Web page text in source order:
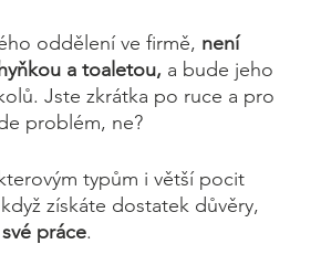
oddělení ve firmě, není
a toaletou, a bude jeho
Jste zkrátka po ruce a pro
problém, ne?
typům i větší pocit
získáte dostatek důvěry,
práce.